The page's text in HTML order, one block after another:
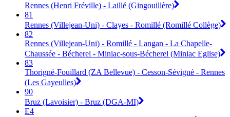
Rennes (Henri Fréville) - Laillé (Gingouillère)
81
Rennes (Villejean-Uni) - Clayes - Romillé (Romillé Collège)
82
Rennes (Villejean-Uni) - Romillé - Langan - La Chapelle-
Chaussée - Bécherel - Miniac-sous-Bécherel (Miniac Eglise)
83
Thorigné-Fouillard (ZA Bellevue) - Cesson-Sévigné - Rennes
(Les Gayeulles)
90
Bruz (Lavoisier) - Bruz (DGA-MI)
E4